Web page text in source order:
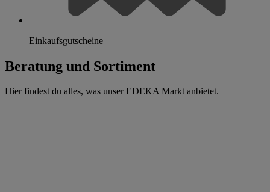
Einkaufsgutscheine
Beratung und Sortiment
Hier findest du alles, was unser EDEKA Markt anbietet.